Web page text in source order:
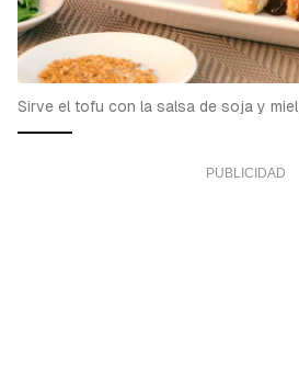
Sirve el tofu con la salsa de soja y miel